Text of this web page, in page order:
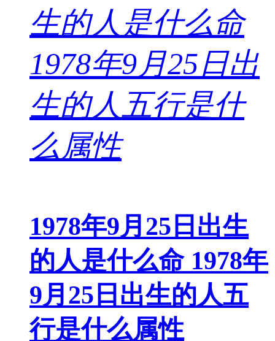
1978年9月25日出生
的人是什么命 1978年
9月25日出生的人五
行是什么属性